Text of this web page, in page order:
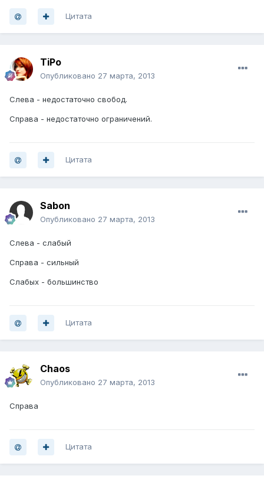
Цитата
TiPo
Опубликовано 27 марта, 2013
Слева - недостаточно свобод.
Справа - недостаточно ограничений.
Цитата
Sabon
Опубликовано 27 марта, 2013
Слева - слабый
Справа - сильный
Слабых - большинство
Цитата
Chaos
Опубликовано 27 марта, 2013
Справа
Цитата